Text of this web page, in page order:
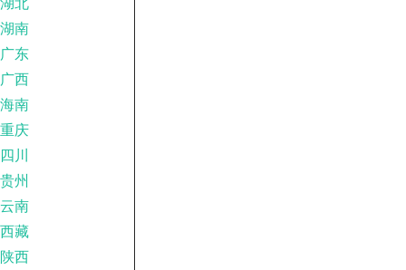
湖南
广东
广西
海南
重庆
四川
贵州
云南
西藏
陕西